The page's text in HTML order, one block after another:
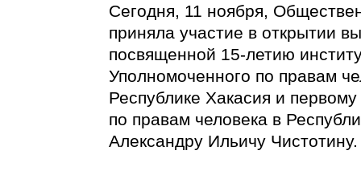
Сегодня, 11 ноября,
приняла участие в открытии
посвященной 15-летию
Уполномоченного по правам
Республике Хакасия и
по правам человека в
Александру Ильичу Чистотину.